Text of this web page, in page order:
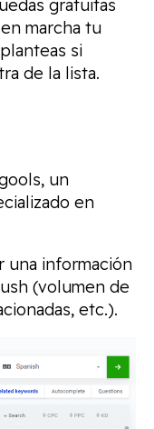
gratuitas
marcha tu
si
de la lista.
un
en
una información
(volumen de
etc.).